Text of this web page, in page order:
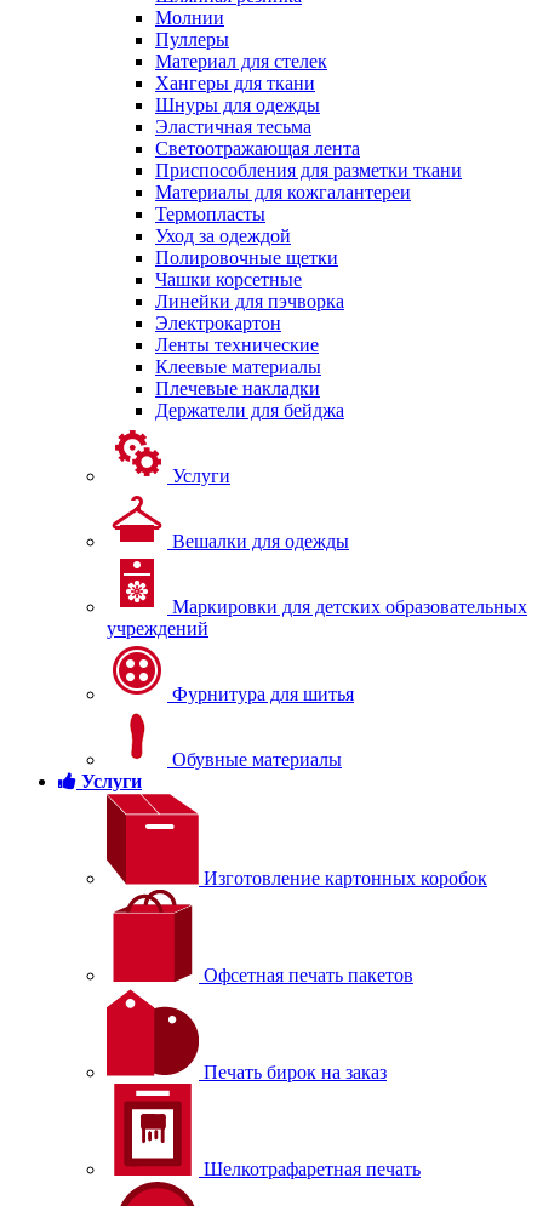
Молнии
Пуллеры
Материал для стелек
Хангеры для ткани
Шнуры для одежды
Эластичная тесьма
Светоотражающая лента
Приспособления для разметки ткани
Материалы для кожгалантереи
Термопласты
Уход за одеждой
Полировочные щетки
Чашки корсетные
Линейки для пэчворка
Электрокартон
Ленты технические
Клеевые материалы
Плечевые накладки
Держатели для бейджа
Услуги
Вешалки для одежды
Маркировки для детских образовательных
учреждений
Фурнитура для шитья
Обувные материалы
Услуги
Изготовление картонных коробок
Офсетная печать пакетов
Печать бирок на заказ
Шелкотрафаретная печать